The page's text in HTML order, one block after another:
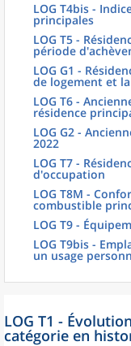
LOG T4bis -
principales
LOG T5 -
période
LOG G1 -
de logement et
LOG T6 -
résidence
LOG G2 -
2022
LOG T7 -
d'occupation
LOG T8M -
combustible
LOG T9 -
LOG T9bis -
un usage
LOG T1 -
catégorie en